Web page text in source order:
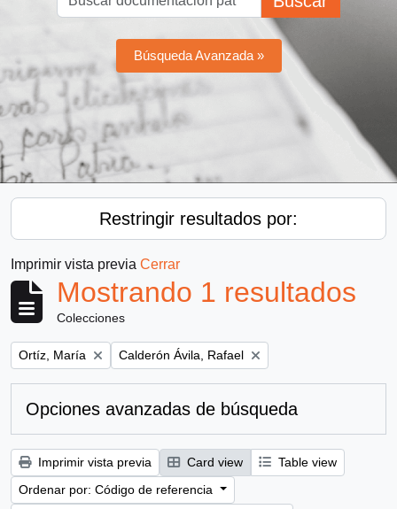
Búsqueda Avanzada »
Restringir resultados por:
Imprimir vista previa Cerrar
Mostrando 1 resultados
Colecciones
Remove filter:
Ortíz, María Remove filter:
Calderón Ávila, Rafael
Opciones avanzadas de búsqueda
Imprimir vista previa Card view
Table view
Ordenar por: Código de referencia